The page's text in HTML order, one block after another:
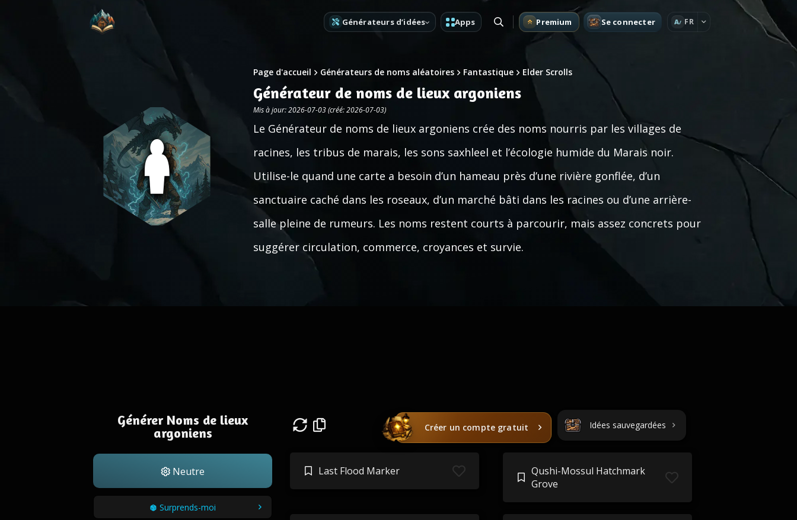
Générateurs d’idées Apps Premium Se connecter A FR
Page d'accueil Générateurs de noms aléatoires Fantastique Elder Scrolls
Générateur de noms de lieux argoniens
Mis à jour: 2026-07-03 (créé: 2026-07-03)
Le Générateur de noms de lieux argoniens crée des noms nourris par les villages de
racines, les tribus de marais, les sons saxhleel et l’écologie humide du Marais noir.
Utilise-le quand une carte a besoin d’un hameau près d’une rivière gonflée, d’un
sanctuaire caché dans les roseaux, d’un marché bâti dans les racines ou d’une arrière-
salle pleine de rumeurs. Les noms restent courts à parcourir, mais assez concrets pour
suggérer circulation, commerce, croyances et survie.
Générer Noms de lieux
argoniens
Neutre
Surprends-moi
Créer un compte gratuit Idées sauvegardées
Last Flood Marker
Qushi-Mossul Hatchmark
Grove